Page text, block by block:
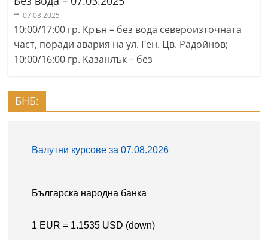
07.03.2025
10:00/17:00 гр. Крън – без вода североизточната
част, поради авария на ул. Ген. Цв. Радойнов;
10:00/16:00 гр. Казанлък – без
БНБ: